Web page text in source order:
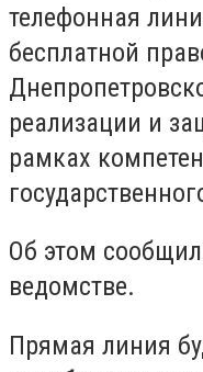
телефонная
бесплатной
реализации и
рамках
Об этом
ведомстве.
Прямая линия